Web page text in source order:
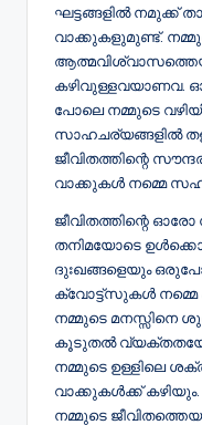
ഘട്ടങ്ങളിൽ നമുക്ക്
വാക്കുകളുമുണ്ട്.
കഴിവുള്ളവയാണവ.
പോലെ നമ്മുടെ
സാഹചര്യങ്ങളിൽ
ജീവിതത്തിന്റെ
വാക്കുകൾ നമ്മെ
ജീവിതത്തിന്റെ
തനിമയോടെ
ദുഃഖങ്ങളെയും
ക്വോട്ട്സുകൾ നമ്മെ
നമ്മുടെ മനസ്സിനെ
കൂടുതൽ
നമ്മുടെ ഉള്ളിലെ
വാക്കുകൾക്ക്
നമ്മുടെ